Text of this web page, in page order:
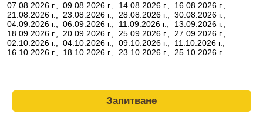
07.08.2026 г., 09.08.2026 г., 14.08.2026 г.,
16.08.2026 г.,
21.08.2026 г., 23.08.2026 г., 28.08.2026 г., 30.08.2026 г.,
04.09.2026 г., 06.09.2026 г., 11.09.2026 г.,
13.09.2026 г.,
18.09.2026 г., 20.09.2026 г., 25.09.2026 г., 27.09.2026 г.,
02.10.2026 г., 04.10.2026 г., 09.10.2026 г.,
11.10.2026 г.,
16.10.2026 г.,
18.10.2026 г., 23.10.2026 г., 25.10.2026 г.
Запитване